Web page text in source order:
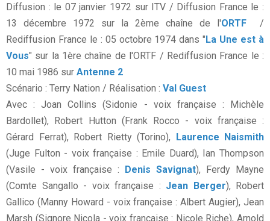
Diffusion : le 07 janvier 1972 sur ITV / Diffusion France le :
13 décembre 1972 sur la 2ème chaîne de l'ORTF /
Rediffusion France le : 05 octobre 1974 dans " La Une est à
Vous" sur la 1ère chaîne de l'ORTF / Rediffusion France le :
10 mai 1986 sur Antenne 2
Scénario : Terry Nation / Réalisation : Val Guest
Avec : Joan Collins (Sidonie - voix française : Michèle
Bardollet), Robert Hutton (Frank Rocco - voix française :
Gérard Ferrat), Robert Rietty (Torino),
Laurence Naismith
(Juge Fulton - voix française : Emile Duard), Ian Thompson
(Vasile - voix française :
Denis Savignat), Ferdy Mayne
(Comte Sangallo - voix française : Jean Berger), Robert
Gallico (Manny Howard - voix française : Albert Augier), Jean
Marsh (Signore Nicola - voix française : Nicole Riche), Arnold